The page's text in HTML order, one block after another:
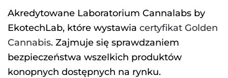
Akredytowane Laboratorium Cannalabs by
EkotechLab, które wystawia certyfikat Golden
Cannabis. Zajmuje się sprawdzaniem
bezpieczeństwa wszelkich produktów
konopnych dostępnych na rynku.